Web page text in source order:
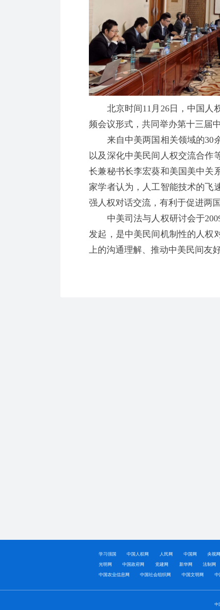
北京时间11月26日，中国人
频会议形式，共同举办第十三届
来自中美两国相关领域的30
以及深化中美民间人权交流合作
长兼秘书长李宏葵和美国美中关
家学者认为，人工智能技术的飞
强人权对话交流，有利于促进两
中美司法与人权研讨会于
发起，是中美民间机制性的人权
上的沟通理解、推动中美民间友
学习强国 中国人权网 人民网 中国网 央视
光明网 中国政府网 党建网 新华网 法制网
中国农业信息网 中国社会组织网 中国文明网 中
中